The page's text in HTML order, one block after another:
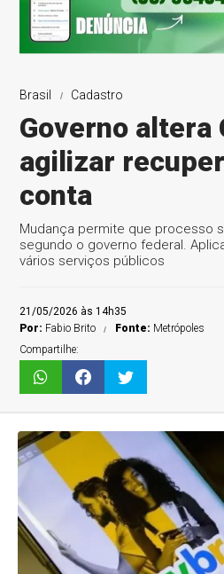
Brasil Cadastro
Governo altera
agilizar
conta
Mudança permite que processo
segundo o governo federal.
vários serviços públicos
21/05/2026 às 14h35
Por: Fabio Brito Fonte: Metrópoles
Compartilhe: